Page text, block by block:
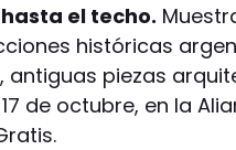
el techo.
históricas
antiguas piezas
de octubre, en la